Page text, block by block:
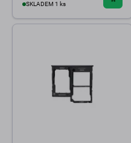
SKLADEM 1 ks